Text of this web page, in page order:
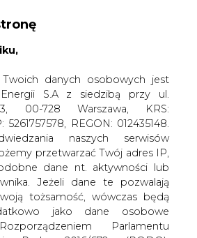
WIELKOŚĆ TEKSTU A A
ZALOGUJ SIĘ
danych osobowych jest
S.A z siedzibą przy ul.
00-728 Warszawa, KRS:
REGON: 012435148.
naszych serwisów
przetwarzać Twój adres IP,
dane nt. aktywności lub
Jeżeli dane te pozwalają
tożsamość, wówczas będą
jako dane osobowe
Parlamentu